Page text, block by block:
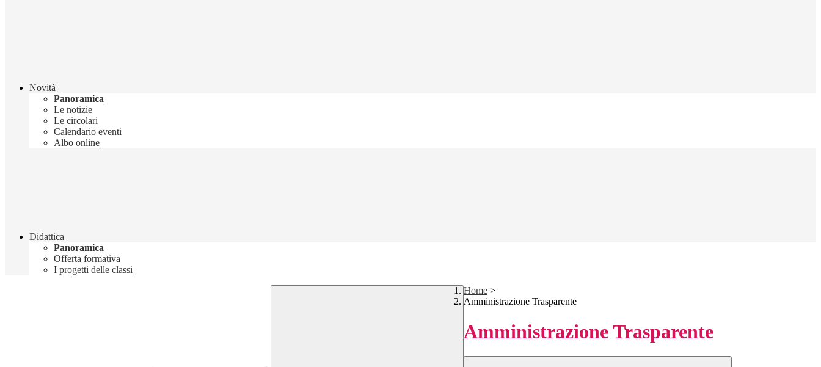
Novità
Panoramica
Le notizie
Le circolari
Calendario eventi
Albo online
Didattica
Panoramica
Offerta formativa
I progetti delle classi
Home >
Amministrazione Trasparente
Amministrazione Trasparente